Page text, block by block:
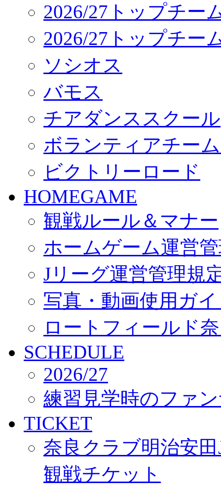
2026/27トップチー
2026/27トップチー
ソシオス
バモス
チアダンススクール
ボランティアチー
ビクトリーロード
HOMEGAME
観戦ルール＆マナー
ホームゲーム運営
Jリーグ運営管理規
写真・動画使用ガ
ロートフィールド
SCHEDULE
2026/27
練習見学時のファ
TICKET
奈良クラブ明治安
観戦チケット